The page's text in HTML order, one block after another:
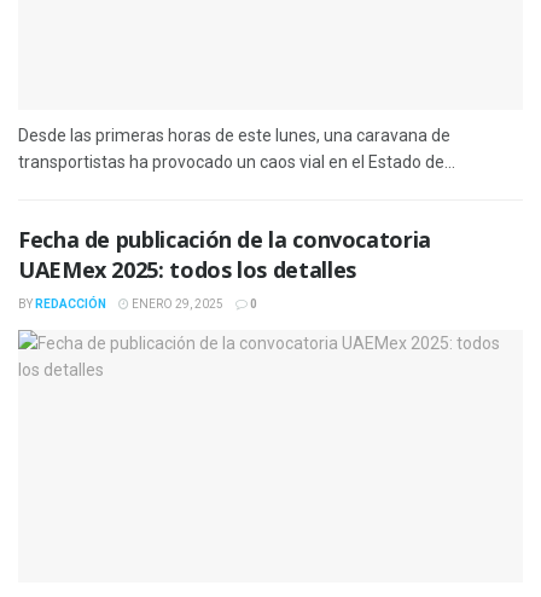
Desde las primeras horas de este lunes, una caravana de
transportistas ha provocado un caos vial en el Estado de...
Fecha de publicación de la convocatoria
UAEMex 2025: todos los detalles
BY REDACCIÓN ENERO 29, 2025 0